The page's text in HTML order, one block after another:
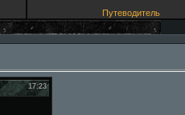
Путеводитель
17:23